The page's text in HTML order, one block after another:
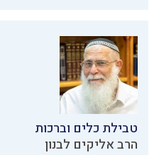
טבילת כלים וברכות
הרב אליקים לבנון